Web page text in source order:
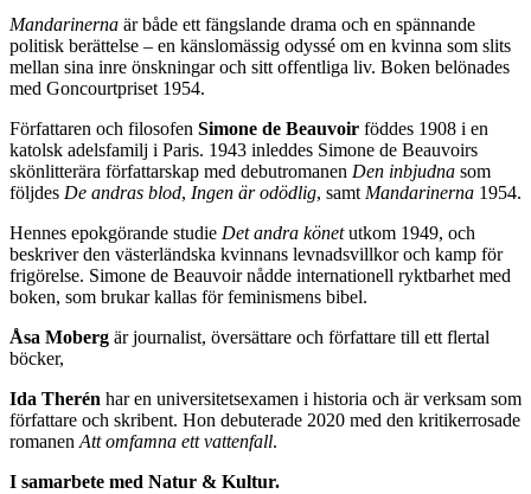
Mandarinerna är både ett fängslande drama och en spännande
politisk berättelse – en känslomässig odyssé om en kvinna som slits
mellan sina inre önskningar och sitt offentliga liv. Boken belönades
med Goncourtpriset 1954.
Författaren och filosofen Simone de Beauvoir föddes 1908 i en
katolsk adelsfamilj i Paris. 1943 inleddes Simone de Beauvoirs
skönlitterära författarskap med debutromanen Den inbjudna som
följdes De andras blod, Ingen är odödlig, samtMandarinerna 1954.
Hennes epokgörande studie Det andra könetutkom 1949, och
beskriver den västerländska kvinnans levnadsvillkor och kamp för
frigörelse. Simone de Beauvoir nådde internationell ryktbarhet med
boken, som brukar kallas för feminismens bibel.
Åsa Moberg är journalist, översättare och författare till ett flertal
böcker,
Ida Therén har en universitetsexamen i historia och är verksam som
författare och skribent. Hon debuterade 2020 med den kritikerrosade
romanenAtt omfamna ett vattenfall.
I samarbete med Natur & Kultur.